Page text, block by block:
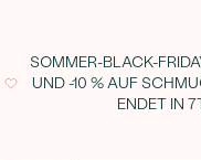
SOMMER-BLACK-
UND -10 % AUF
ENDET IN